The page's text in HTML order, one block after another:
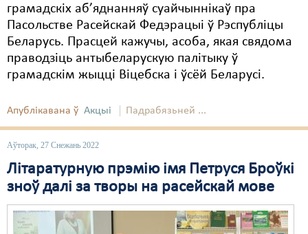
грамадскіх аб’яднанняў суайчыннікаў пра
Пасольстве Расейскай Федэрацыі ў Рэспубліцы
Беларусь. Прасцей кажучы, асоба, якая свядома
праводзіць антыбеларускую палітыку ў
грамадскім жыцці Віцебска і ўсёй Беларусі.
Апублікавана ў Акцыі Падрабязьней ...
Аўторак, 27 Снежань 2022
Літаратурную прэмію імя Петруся Броўкі
зноў далі за творы на расейскай мове